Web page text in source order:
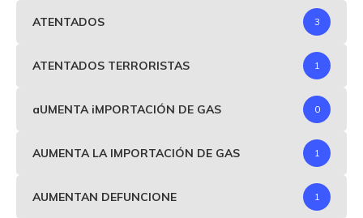
ATENTADOS 3
ATENTADOS TERRORISTAS 1
aUMENTA iMPORTACIÓN DE GAS 0
AUMENTA LA IMPORTACIÓN DE GAS 1
AUMENTAN DEFUNCIONE 1